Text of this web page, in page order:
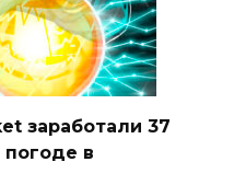
заработали 37
в